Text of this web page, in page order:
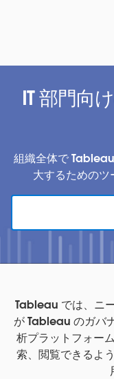
IT 部門向
組織全体で
大するためのツ
Tableau では、ニ
が Tableau のガバ
析プラットフォー
索、閲覧できるよ